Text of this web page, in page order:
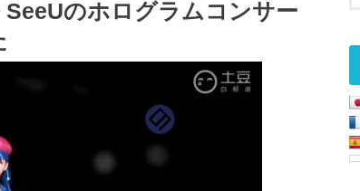
のホログラムコンサー